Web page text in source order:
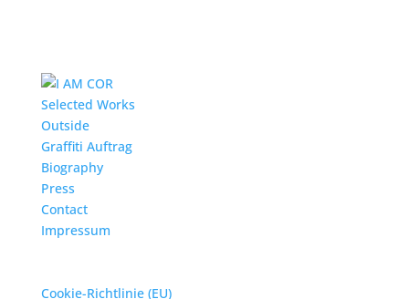
Selected Works
Outside
Graffiti Auftrag
Biography
Press
Contact
Impressum
Cookie-Richtlinie (EU)